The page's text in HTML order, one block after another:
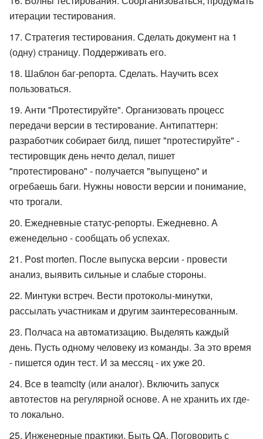
итерации тестирования.
Стратегия тестирования. Сделать документ на 1
(одну) страницу. Поддерживать его.
Шаблон баг-репорта. Сделать. Научить всех
пользоваться.
Анти "Протестируйте". Организовать процесс
передачи версии в тестирование. Антипаттерн:
разработчик собирает билд, пишет "протестируйте" -
тестировщик день нечто делал, пишет
"протестировано" - получается "выпущено" и
огребаешь баги. Нужны новости версии и понимание,
что трогали.
Ежедневные статус-репорты. Ежедневно. А
еженедельно - сообщать об успехах.
Post morten. После выпуска версии - провести
анализ, выявить сильные и слабые стороны.
Минтуки встреч. Вести протоколы-минутки,
рассылать участникам и другим заинтересованным.
Полчаса на автоматизацию. Выделять каждый
день. Пусть одному человеку из команды. За это время
- пишется один тест. И за мессяц - их уже 20.
Все в teamcity (или аналог). Включить запуск
автотестов на регулярной основе. А не хранить их где-
то локально.
Инженерные практики. Быть QA. Поговорить с